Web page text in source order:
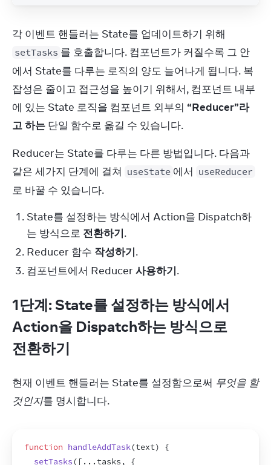
setTasks 를 호출합니다. 컴포넌트가 커질수록 그 안
에서 State를 다루는 로직의 양도 늘어나게 됩니다. 복
잡성은 줄이고 접근성을 높이기 위해서, 컴포넌트 내부
에 있는 State 로직을 컴포넌트 외부의 “Reducer”라
고 하는 단일 함수로 옮길 수 있습니다.
Reducer는 State를 다루는 다른 방법입니다. 다음과
같은 세가지 단계에 걸쳐 useState 에서 useReducer
로 바꿀 수 있습니다.
State를 설정하는 방식에서 Action을 Dispatch하
는 방식으로 전환하기.
Reducer 함수 작성하기.
컴포넌트에서 Reducer 사용하기.
1단계: State를 설정하는 방식에서
Action을 Dispatch하는 방식으로
전환하기
현재 이벤트 핸들러는 State를 설정함으로써 무엇을 할
것인지를 명시합니다.
function handleAddTask(text)
{
setTasks( [ ... tasks ,
{